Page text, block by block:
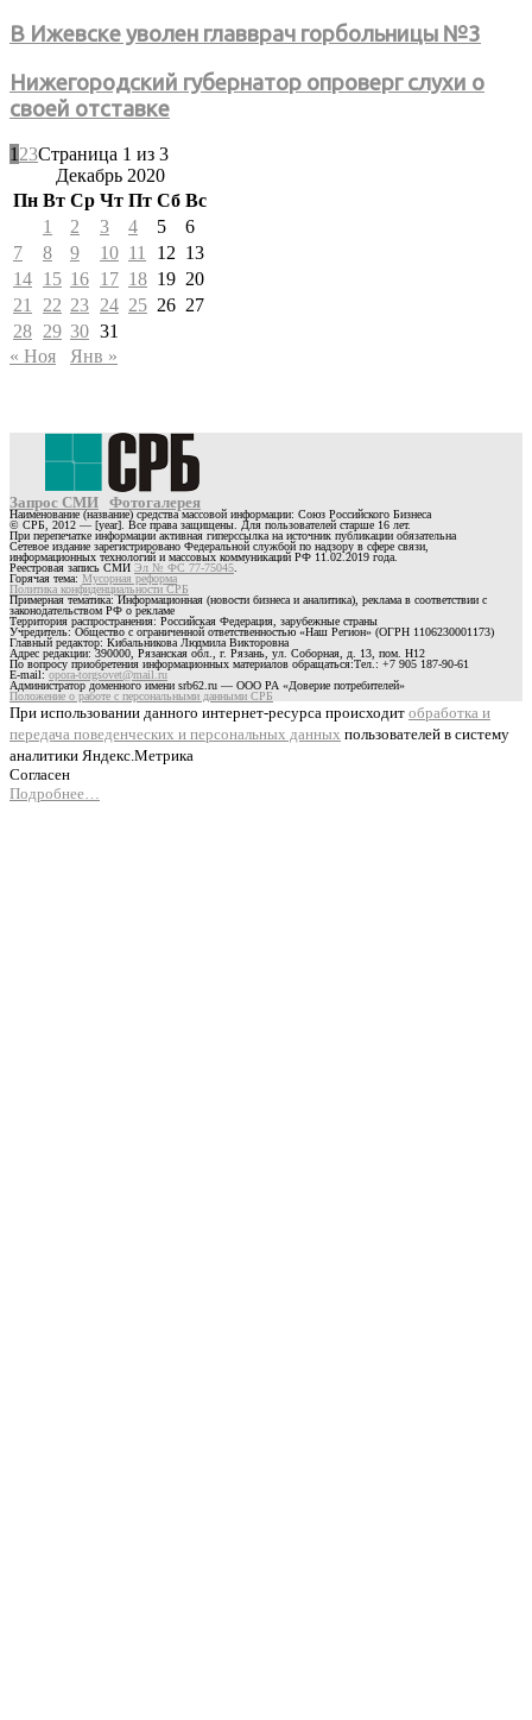
В Ижевске уволен главврач горбольницы №3
Нижегородский губернатор опроверг слухи о
своей отставке
1 23Страница 1 из 3
Декабрь 2020
Пн Вт Ср Чт Пт Сб Вс
1
2 3 4 5
6
7
8 9 10 11 12 13
14 15 16 17 18 19 20
21
22 23 24 25 26 27
28 29 30 31
« Ноя
Янв »
Запрос СМИ Фотогалерея
Наименование (название) средства массовой информации: Союз Российского Бизнеса
© СРБ, 2012 — [year]. Все права защищены. Для пользователей старше 16 лет.
При перепечатке информации активная гиперссылка на источник публикации обязательна
Сетевое издание зарегистрировано Федеральной службой по надзору в сфере связи,
информационных технологий и массовых коммуникаций РФ 11.02.2019 года.
Реестровая запись СМИ Эл № ФС 77-75045.
Горячая тема: Мусорная реформа
Политика конфиденциальности СРБ
Примерная тематика: Информационная (новости бизнеса и аналитика), реклама в соответствии с
законодательством РФ о рекламе
Территория распространения: Российская Федерация, зарубежные страны
Учредитель: Общество с ограниченной ответственностью «Наш Регион» (ОГРН 1106230001173)
Главный редактор: Кибальникова Людмила Викторовна
Адрес редакции: 390000, Рязанская обл., г. Рязань, ул. Соборная, д. 13, пом. Н12
По вопросу приобретения информационных материалов обращаться:Тел.: +7 905 187-90-61
E-mail: opora-torgsovet@mail.ru
Администратор доменного имени srb62.ru — ООО РА «Доверие потребителей»
Положение о работе с персональными данными СРБ
При использовании данного интернет-ресурса происходит обработка и
передача поведенческих и персональных данных пользователей в систему
аналитики Яндекс.Метрика
Согласен
Подробнее…